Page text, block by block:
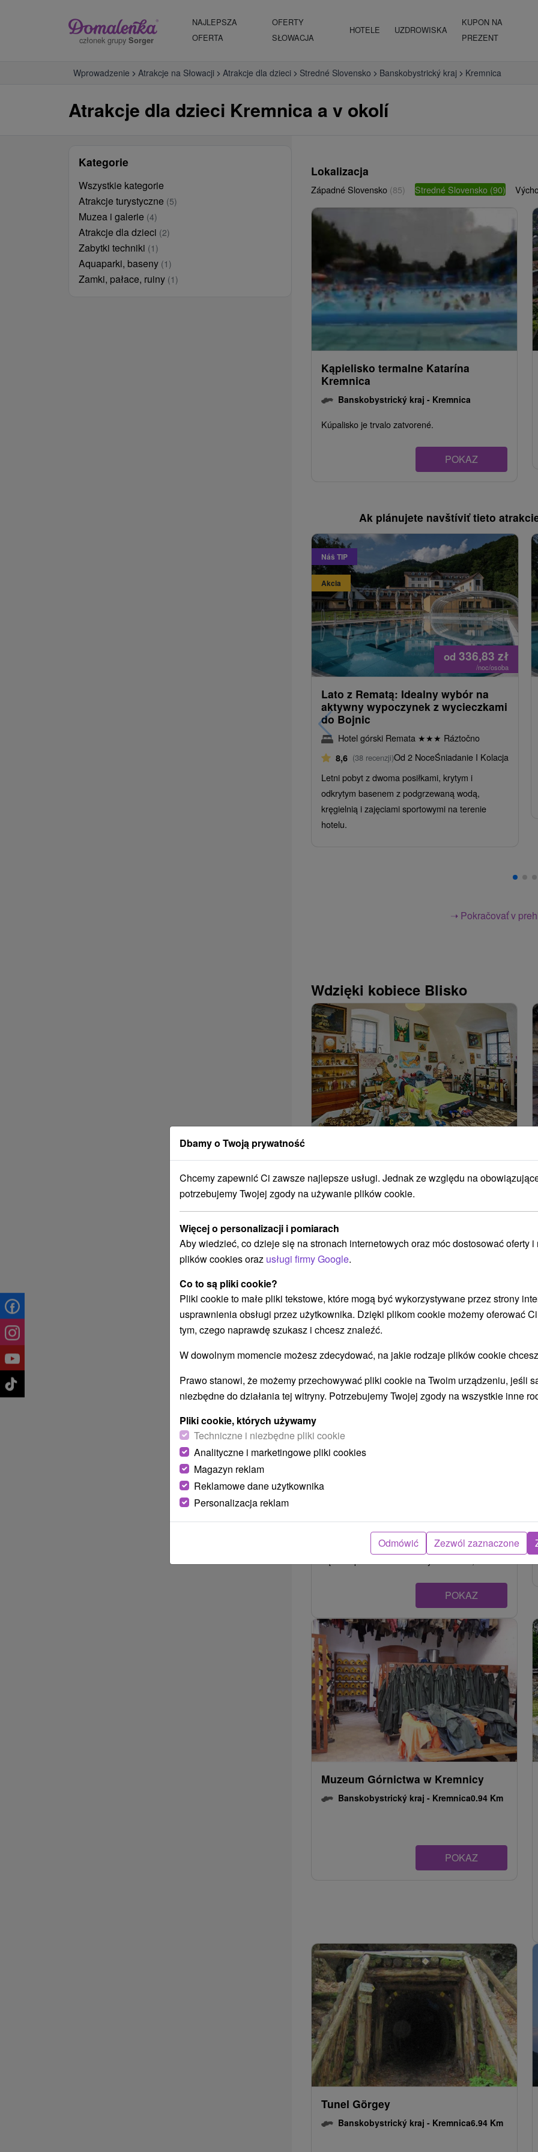
członek grupy Sorger
NAJLEPSZA
OFERTA
OFERTY
SŁOWACJA
HOTELE UZDROWISKA
KUPON NA
PREZENT
Wprowadzenie Atrakcje na Słowacji Atrakcje dla dzieci Stredné Slovensko Banskobystrický kraj Kremnica
Atrakcje dla dzieci Kremnica a v okolí
Kategorie
Wszystkie kategorie
Atrakcje turystyczne (5)
Muzea i galerie (4)
Atrakcje dla dzieci (2)
Zabytki techniki (1)
Aquaparki, baseny (1)
Zamki, pałace, ruiny (1)
Lokalizacja
Západné Slovensko (85) Stredné Slovensko (90)
Kąpielisko termalne Katarína
Kremnica
Banskobystrický kraj - Kremnica
Kúpalisko je trvalo zatvorené.
POKAZ
Ak plánujete navštíviť tieto
Náš TIP
Akcia
od 336,83 zł
/noc/osoba
Lato z Rematą: Idealny wybór na
aktywny wypoczynek z wycieczkami
do Bojnic
Hotel górski Remata ★★★ Ráztočno
8,6 (38 recenzji)Od 2 NoceŚniadanie I Kolacja
Letni pobyt z dwoma posiłkami, krytym i
odkrytym basenem z podgrzewaną wodą,
kręgielnią i zajęciami sportowymi na terenie
hotelu.
➝ Pokračovať v
Wdzięki kobiece Blisko
Múzeum gýča Kremnica
Banskobystrický kraj -Kremnica0.12 Km
jediné tohto druhu v Európe, ponúka prehliadku
viac ako 1200 exponátov a svoju zbierku
neustále...
Zamek Miejski w Kremnicy
Znajduje się w centrum Kremnicy, na wzgórzu.
Zamek, chroniony podwójną fortyfikacją, składa
POKAZ
Muzeum Górnictwa w Kremnicy
Banskobystrický kraj - Kremnica0.94 Km
POKAZ
Tunel Görgey
Banskobystrický kraj - Kremnica6.94 Km
Dbamy o Twoją prywatność
Chcemy zapewnić Ci zawsze najlepsze usługi. Jednak ze względu na
potrzebujemy Twojej zgody na używanie plików cookie.
Więcej o personalizacji i pomiarach
Aby wiedzieć, co dzieje się na stronach internetowych oraz móc dostosować oferty i
plików cookies oraz usługi firmy Google.
Co to są pliki cookie?
Pliki cookie to małe pliki tekstowe, które mogą być wykorzystywane przez strony
usprawnienia obsługi przez użytkownika. Dzięki plikom cookie możemy oferować
tym, czego naprawdę szukasz i chcesz znaleźć.
W dowolnym momencie możesz zdecydować, na jakie rodzaje plików cookie
Prawo stanowi, że możemy przechowywać pliki cookie na Twoim urządzeniu, jeśli
niezbędne do działania tej witryny. Potrzebujemy Twojej zgody na wszystkie inne
Pliki cookie, których używamy
Techniczne i niezbędne pliki cookie
Analityczne i marketingowe pliki cookies
Magazyn reklam
Reklamowe dane użytkownika
Personalizacja reklam
Odmówić Zezwól zaznaczone